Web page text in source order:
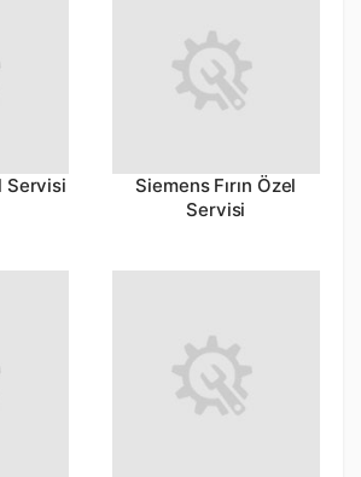
Servisi
Siemens Fırın Özel
Servisi